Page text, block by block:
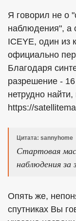
Я говорил не о
наблюдения", а
ICEYE, один из
официально
Благодаря
разрешение -
нетрудно
https://
Цитата: sannyhome
Стартовая
наблюдения за
Опять же,
спутниках Вы